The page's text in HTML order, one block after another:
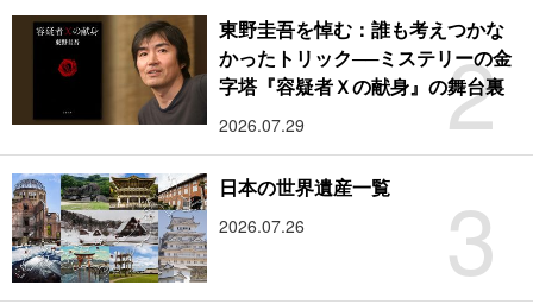
2
東野圭吾を悼む：誰も考えつかな
かったトリック──ミステリーの金
字塔『容疑者Ｘの献身』の舞台裏
2026.07.29
3
日本の世界遺産一覧
2026.07.26